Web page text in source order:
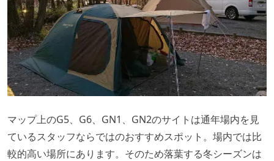
マップ上のG5、G6、GN1、GN2のサイトは通年場内を見
ているスタッフならではのおすすめスポット。場内では比
較的高い場所にあります。そのため落葉する冬シーズンは